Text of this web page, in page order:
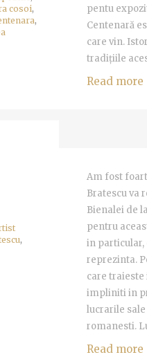
cosoi,
,
pentu
Centenară
care vin.
tradițiile
Read
,
Am fost
Bratescu va
Bienalei de
pentru
in
reprezinta.
care traieste
impliniti in
lucrarile
romanesti.
Read